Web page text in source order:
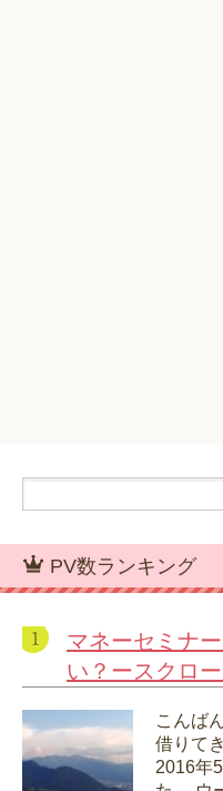
PV数ランキング
マネーセミナ
い？ースクロ
こんば
借りて
2016年